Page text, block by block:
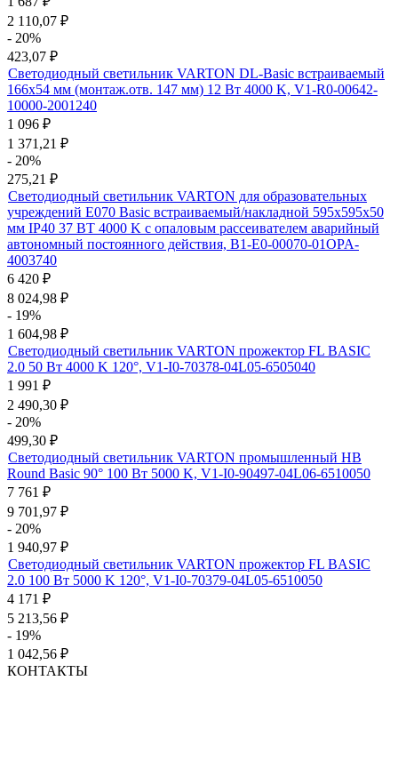
2 110,07 ₽
- 20%
423,07 ₽
Светодиодный светильник VARTON DL-Basic встраиваемый
166х54 мм (монтаж.отв. 147 мм) 12 Вт 4000 K, V1-R0-00642-
10000-2001240
1 096 ₽
1 371,21 ₽
- 20%
275,21 ₽
Светодиодный светильник VARTON для образовательных
учреждений E070 Basic встраиваемый/накладной 595х595х50
мм IP40 37 ВТ 4000 K с опаловым рассеивателем аварийный
автономный постоянного действия, B1-E0-00070-01OPA-
4003740
6 420 ₽
8 024,98 ₽
- 19%
1 604,98 ₽
Светодиодный светильник VARTON прожектор FL BASIC
2.0 50 Вт 4000 K 120°, V1-I0-70378-04L05-6505040
1 991 ₽
2 490,30 ₽
- 20%
499,30 ₽
Светодиодный светильник VARTON промышленный HB
Round Basic 90° 100 Вт 5000 K, V1-I0-90497-04L06-6510050
7 761 ₽
9 701,97 ₽
- 20%
1 940,97 ₽
Светодиодный светильник VARTON прожектор FL BASIC
2.0 100 Вт 5000 K 120°, V1-I0-70379-04L05-6510050
4 171 ₽
5 213,56 ₽
- 19%
1 042,56 ₽
КОНТАКТЫ